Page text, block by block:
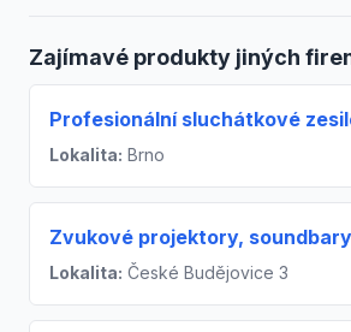
Zajímavé produkty jiných
Profesionální sluchátkové
Lokalita: Brno
Zvukové projektory, soundbary
Lokalita: České Budějovice 3